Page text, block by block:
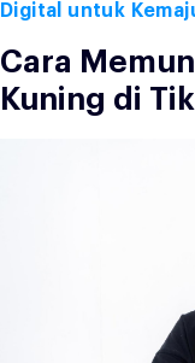
Digital untuk
Cara
Kuning di